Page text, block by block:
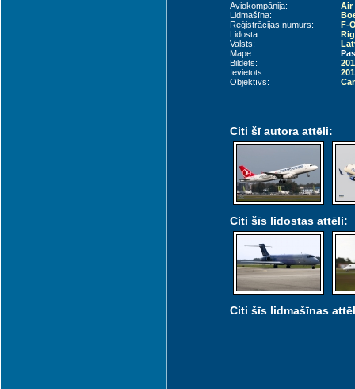
Aviokompānija:
Air
Lidmašīna:
Reģistrācijas numurs:
F-
Lidosta:
Valsts:
Mape:
Bildēts:
Ievietots:
Objektīvs:
Citi šī autora attēli:
Citi šīs lidostas attēli:
Citi šīs lidmašīnas